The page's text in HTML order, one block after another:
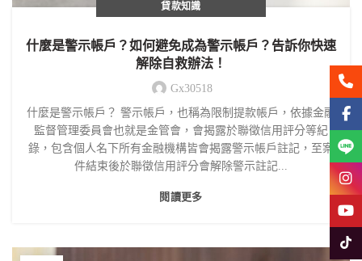
貸款知識
什麼是警示帳戶？如何避免成為警示帳戶？告訴你快速
解除自救辦法！
Gx30518
什麼是警示帳戶？ 警示帳戶，也稱為限制提款帳戶，依據金融
監督管理委員會也就是金管會，會揭露於聯徵信用評分等紀
錄，包含個人名下所有金融機構皆會揭露警示帳戶註記，至案
件結束後於聯徵信用評分會解除警示註記...
閱讀更多
聯絡
Line